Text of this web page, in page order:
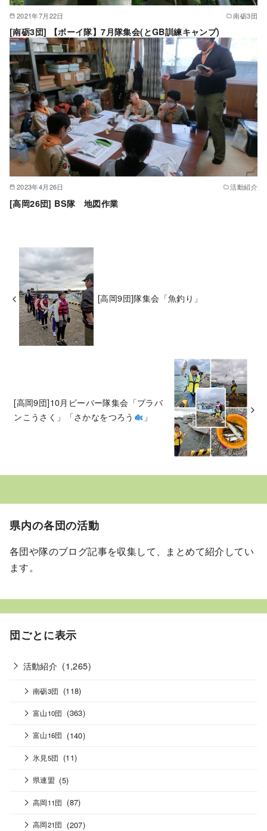
2021年7月22日 南砺3団
[南砺3団] 【ボーイ隊】7月隊集会(とGB訓練キャンプ)
2023年4月26日 活動紹介
[高岡26団] BS隊 地図作業
[高岡9団]隊集会「魚釣り」
[高岡9団]10月ビーバー隊集会「プラバ
ンこうさく」「さかなをつろう
」
県内の各団の活動
各団や隊のブログ記事を収集して、まとめて紹介してい
ます。
団ごとに表示
活動紹介 (1,265)
南砺3団 (118)
富山10団 (363)
富山16団 (140)
氷見5団 (11)
県連盟 (5)
高岡11団 (87)
高岡21団 (207)